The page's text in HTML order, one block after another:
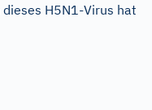
H5N1-Virus hat